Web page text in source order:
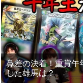
鼻差の決着！重賞午
した雄馬は？